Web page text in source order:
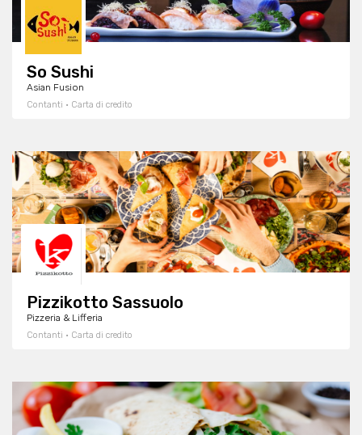
So Sushi
Asian Fusion
Contanti · Carta di credito
Pizzikotto Sassuolo
Pizzeria & Lifferia
Contanti · Carta di credito